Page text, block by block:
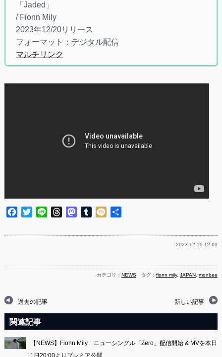
「Jaded」
/ Fionn Mily
2023年12/20リリース
フォーマット：デジタル配信
マルチリンク
Facebook
TwitterLine ThreadsMastodon
Tumblr
Mixi
2023.12.19 12:00
カテゴリ：NEWS タグ：fionn mily,JAPAN ,monbee
過去の記事 新しい記事
関連記事
【NEWS】Fionn Mily ニューシングル「Zero」配信開始 & MVを本日
1日20:00よりプレミア公開